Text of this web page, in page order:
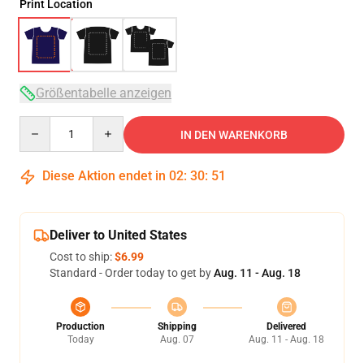
Print Location
Größentabelle anzeigen
IN DEN WARENKORB
Diese Aktion endet in 02: 30: 51
Deliver to United States
Cost to ship:$6.99
Standard - Order today to get byAug. 11 - Aug. 18
Production
Today
Shipping
Aug. 07
Delivered
Aug. 11 - Aug. 18